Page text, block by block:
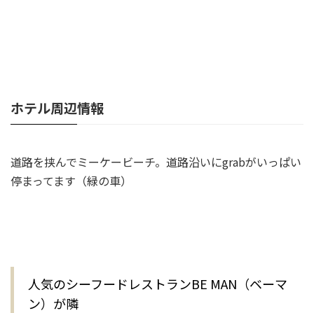
ホテル周辺情報
道路を挟んでミーケービーチ。道路沿いにgrabがいっぱい
停まってます（緑の車）
人気のシーフードレストランBE MAN（ベーマ
ン）が隣